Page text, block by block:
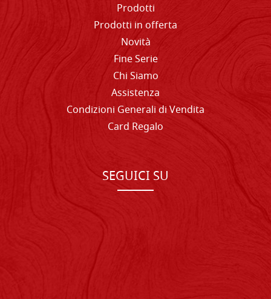
Prodotti
Prodotti in offerta
Novità
Fine Serie
Chi Siamo
Assistenza
Condizioni Generali di Vendita
Card Regalo
SEGUICI SU